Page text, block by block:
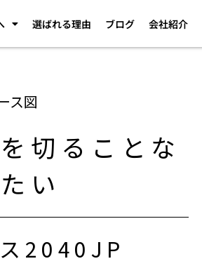
選ばれる理由 ブログ 会社紹介
ス図
切ることな
い
2040JP